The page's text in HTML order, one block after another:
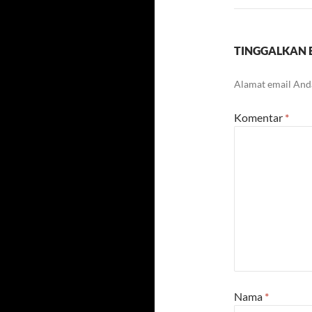
TINGGALKAN
Alamat email
Komentar *
Nama *